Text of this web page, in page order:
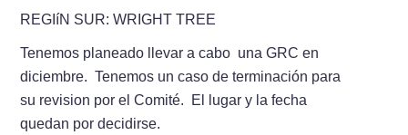
REGIí­N SUR: WRIGHT TREE
Tenemos planeado llevar a cabo una GRC en
diciembre. Tenemos un caso de terminación para
su revision por el Comité. El lugar y la fecha
quedan por decidirse.